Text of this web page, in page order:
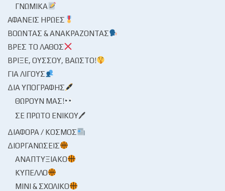
ΓΝΩΜΙΚΆ
ΑΦΑΝΕΊΣ ΉΡΩΕΣ
ΒΟΏΝΤΑΣ & ΑΝΑΚΡΆΖΟΝΤΑΣ
ΒΡΕΣ ΤΟ ΛΆΘΟΣ
ΒΡΊΞΕ, ΟΎΣΣΟΥ, ΒΆΩΣΤΟ!
ΓΙΑ ΛΊΓΟΥΣ
ΔΙΑ ΥΠΟΓΡΑΦΉΣ
ΘΩΡΟΎΝ ΜΑΣ!
ΣΕ ΠΡΏΤΟ ΕΝΙΚΟΎ🖊
ΔΙΆΦΟΡΑ / ΚΌΣΜΟΣ
ΔΙΟΡΓΑΝΏΣΕΙΣ
ΑΝΑΠΤΥΞΙΑΚΌ
ΚΎΠΕΛΛΟ
ΜΊΝΙ & ΣΧΟΛΙΚΌ